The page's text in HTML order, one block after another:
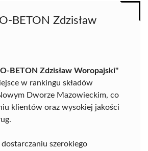
BETON Zdzisław
BETON Zdzisław Woropajski"
w rankingu składów
Dworze Mazowieckim, co
klientów oraz wysokiej jakości
szerokiego